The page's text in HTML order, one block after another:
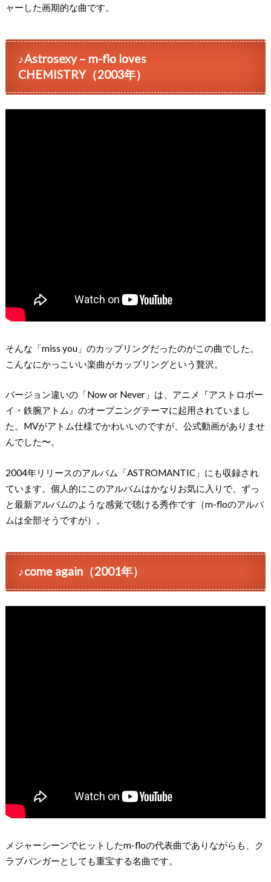
ャーした画期的な曲です。
♪Astrosexy – m-flo loves
CHEMISTRY（2003年）
そんな「miss you」のカップリングだったのがこの曲でした。
こんなにかっこいい楽曲がカップリングという贅沢。
バージョン違いの「Now or Never」は、アニメ『アストロボー
イ・鉄腕アトム』のオープニングテーマに起用されていまし
た。MVがアトム仕様でかわいいのですが、公式動画がありませ
んでした〜。
2004年リリースのアルバム「ASTROMANTIC」にも収録され
ています。個人的にこのアルバムはかなりお気に入りで、ずっ
と最新アルバムのような感覚で聴ける秀作です（m-floのアルバ
ムは全部そうですが）。
♪come again（2001年）
メジャーシーンでヒットしたm-floの代表曲でありながらも、ク
ラブバンガーとしても重宝する名曲です。